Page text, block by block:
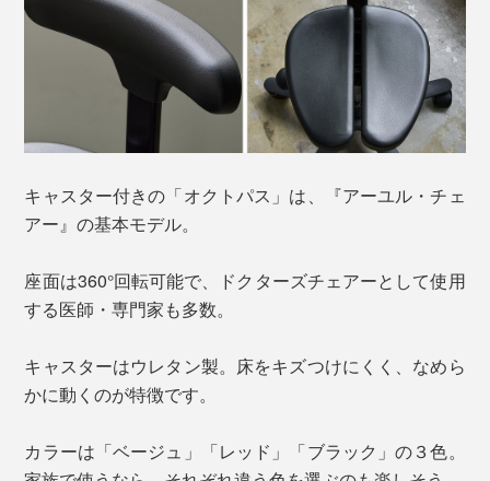
キャスター付きの「オクトパス」は、『アーユル・チェ
アー』の基本モデル。
座面は360°回転可能で、ドクターズチェアーとして使用
する医師・専門家も多数。
キャスターはウレタン製。床をキズつけにくく、なめら
かに動くのが特徴です。
カラーは「ベージュ」「レッド」「ブラック」の３色。